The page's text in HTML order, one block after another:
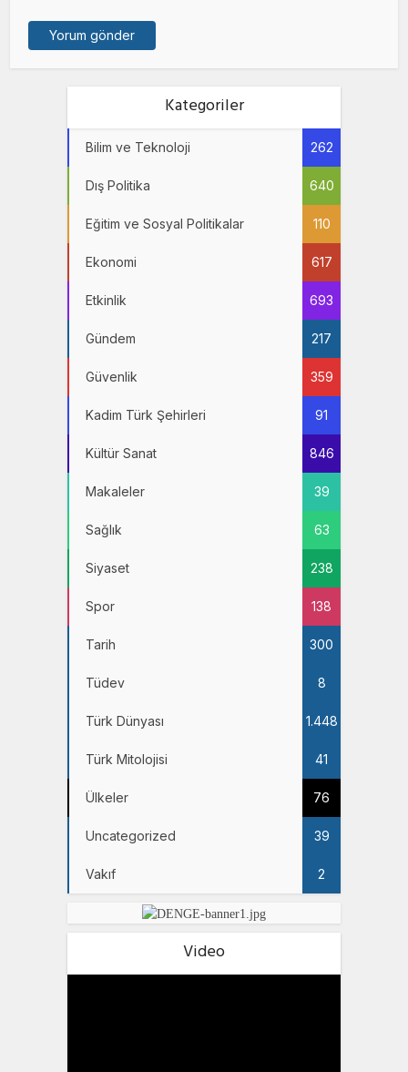
Kategoriler
Bilim ve Teknoloji 262
Dış Politika 640
Eğitim ve Sosyal Politikalar 110
Ekonomi 617
Etkinlik 693
Gündem 217
Güvenlik 359
Kadim Türk Şehirleri 91
Kültür Sanat 846
Makaleler 39
Sağlık 63
Siyaset 238
Spor 138
Tarih 300
Tüdev 8
Türk Dünyası 1.448
Türk Mitolojisi 41
Ülkeler 76
Uncategorized 39
Vakıf 2
Video